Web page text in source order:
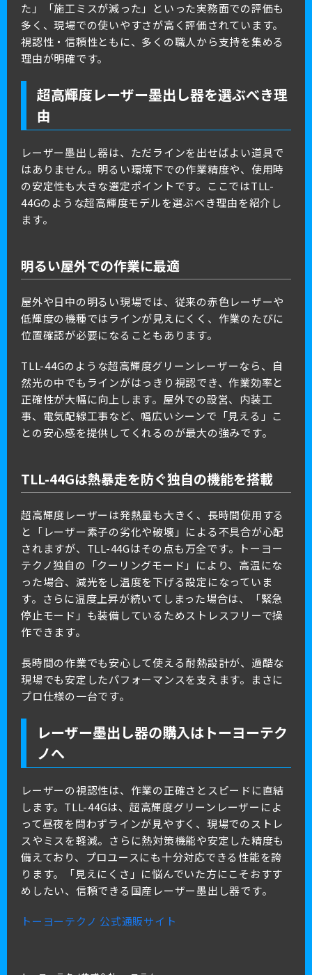
た」「施工ミスが減った」といった実務面での評価も
多く、現場での使いやすさが高く評価されています。
視認性・信頼性ともに、多くの職人から支持を集める
理由が明確です。
超高輝度レーザー墨出し器を選ぶべき理
由
レーザー墨出し器は、ただラインを出せばよい道具で
はありません。明るい環境下での作業精度や、使用時
の安定性も大きな選定ポイントです。ここではTLL-
44Gのような超高輝度モデルを選ぶべき理由を紹介し
ます。
明るい屋外での作業に最適
屋外や日中の明るい現場では、従来の赤色レーザーや
低輝度の機種ではラインが見えにくく、作業のたびに
位置確認が必要になることもあります。
TLL-44Gのような超高輝度グリーンレーザーなら、自
然光の中でもラインがはっきり視認でき、作業効率と
正確性が大幅に向上します。屋外での設営、内装工
事、電気配線工事など、幅広いシーンで「見える」こ
との安心感を提供してくれるのが最大の強みです。
TLL-44Gは熱暴走を防ぐ独自の機能を搭載
超高輝度レーザーは発熱量も大きく、長時間使用する
と「レーザー素子の劣化や破壊」による不具合が心配
されますが、TLL-44Gはその点も万全です。トーヨー
テクノ独自の「クーリングモード」により、高温にな
った場合、減光をし温度を下げる設定になっていま
す。さらに温度上昇が続いてしまった場合は、「緊急
停止モード」も装備しているためストレスフリーで操
作できます。
長時間の作業でも安心して使える耐熱設計が、過酷な
現場でも安定したパフォーマンスを支えます。まさに
プロ仕様の一台です。
レーザー墨出し器の購入はトーヨーテク
ノへ
レーザーの視認性は、作業の正確さとスピードに直結
します。TLL-44Gは、超高輝度グリーンレーザーによ
って昼夜を問わずラインが見やすく、現場でのストレ
スやミスを軽減。さらに熱対策機能や安定した精度も
備えており、プロユースにも十分対応できる性能を誇
ります。「見えにくさ」に悩んでいた方にこそおすす
めしたい、信頼できる国産レーザー墨出し器です。
トーヨーテクノ 公式通販サイト